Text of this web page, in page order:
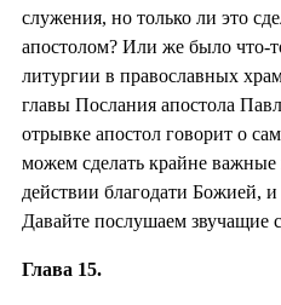
служения, но только ли это
апостолом? Или же было что-
литургии в православных
главы Послания апостола
отрывке апостол говорит о
можем сделать крайне
действии благодати Божией,
Давайте послушаем звучащие
Глава 15.